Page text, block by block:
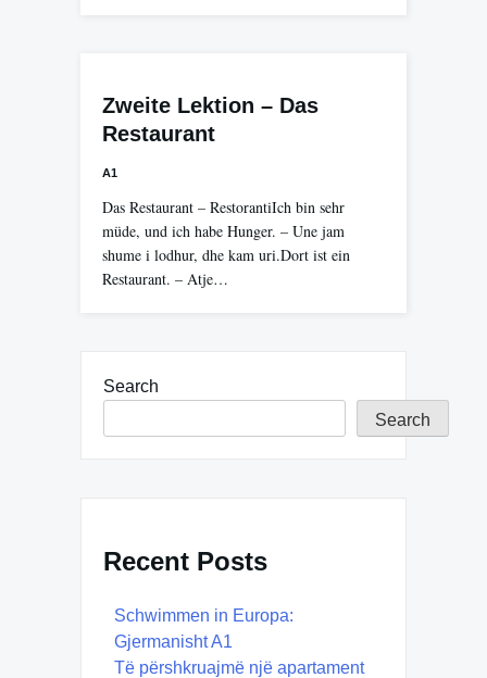
Zweite Lektion – Das
Restaurant
A1
Das Restaurant – RestorantiIch bin sehr
müde, und ich habe Hunger. – Une jam
shume i lodhur, dhe kam uri.Dort ist ein
Restaurant. – Atje…
Search
Search
Recent Posts
Schwimmen in Europa:
Gjermanisht A1
Të përshkruajmë një apartament